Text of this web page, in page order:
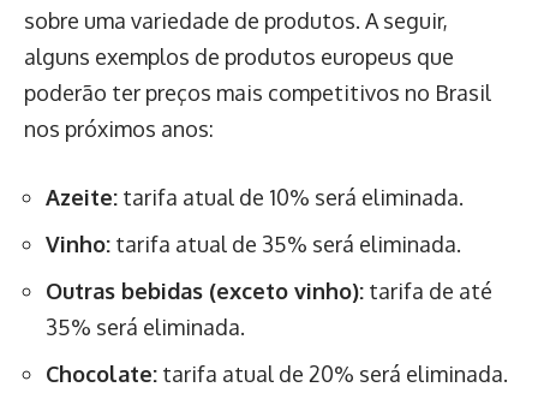
sobre uma variedade de produtos. A seguir,
alguns exemplos de produtos europeus que
poderão ter preços mais competitivos no Brasil
nos próximos anos:
Azeite: tarifa atual de 10% será eliminada.
Vinho: tarifa atual de 35% será eliminada.
Outras bebidas (exceto vinho): tarifa de até
35% será eliminada.
Chocolate: tarifa atual de 20% será eliminada.